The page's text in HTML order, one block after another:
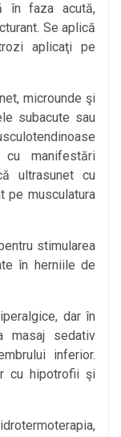
în faza acută,
Se aplică
aplicaţi pe
microunde şi
subacute sau
manifestări
ultrasunet cu
pe musculatura
stimularea
în herniile de
dar în
masaj sedativ
inferior.
cu hipotrofii şi